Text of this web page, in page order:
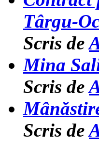
Târgu-
Scris de
Mina
Scris de
Scris de